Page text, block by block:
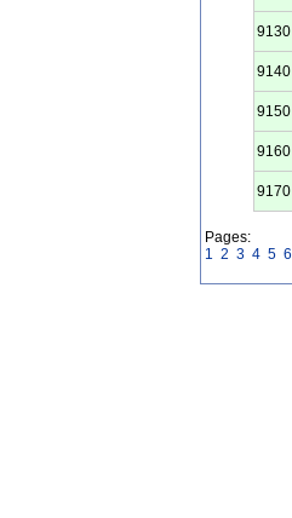
9130
9140
9150
9160
9170
Pages:
1 2 3 4 5 6